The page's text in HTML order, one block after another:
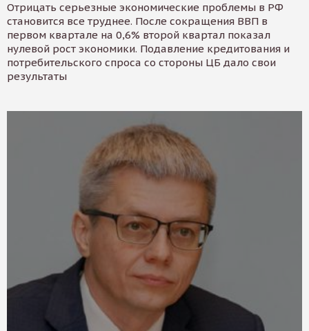
Отрицать серьезные экономические проблемы в РФ
становится все труднее. После сокращения ВВП в
первом квартале на 0,6% второй квартал показал
нулевой рост экономики. Подавление кредитования и
потребительского спроса со стороны ЦБ дало свои
результаты